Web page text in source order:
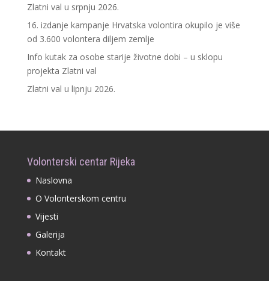
Zlatni val u srpnju 2026.
16. izdanje kampanje Hrvatska volontira okupilo je više
od 3.600 volontera diljem zemlje
Info kutak za osobe starije životne dobi – u sklopu
projekta Zlatni val
Zlatni val u lipnju 2026.
Volonterski centar Rijeka
Naslovna
O Volonterskom centru
Vijesti
Galerija
Kontakt